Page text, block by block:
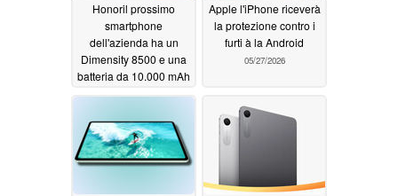
Honoril prossimo
smartphone
dell'azienda ha un
Dimensity 8500 e una
batteria da 10.000 mAh
05/28/2026
Apple l'iPhone riceverà
la protezione contro i
furti à la Android
05/27/2026